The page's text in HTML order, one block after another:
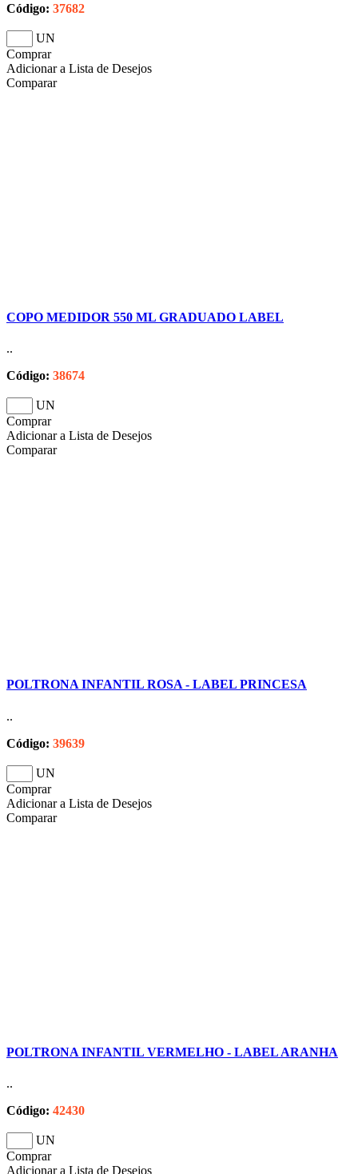
Código: 37682
UN
Comprar
Adicionar a Lista de Desejos
Comparar
COPO MEDIDOR 550 ML GRADUADO LABEL
..
Código: 38674
UN
Comprar
Adicionar a Lista de Desejos
Comparar
POLTRONA INFANTIL ROSA - LABEL PRINCESA
..
Código: 39639
UN
Comprar
Adicionar a Lista de Desejos
Comparar
POLTRONA INFANTIL VERMELHO - LABEL ARANHA
..
Código: 42430
UN
Comprar
Adicionar a Lista de Desejos